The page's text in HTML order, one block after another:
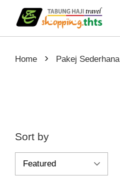
Home › Pakej Sederhana
Sort by